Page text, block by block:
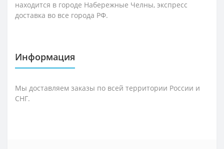
находится в городе Набережные Челны, экспресс
доставка во все города РФ.
Информация
Мы доставляем заказы по всей территории России и
СНГ.